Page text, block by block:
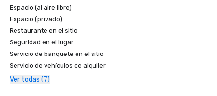
Espacio (al aire libre)
Espacio (privado)
Restaurante en el sitio
Seguridad en el lugar
Servicio de banquete en el sitio
Servicio de vehículos de alquiler
Ver todas (7)